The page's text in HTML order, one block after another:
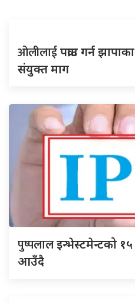
ओलीलाईपक्राउ गर्न
संयुक्त माग
पुष्पलालइन्भेस्टमेन्टको
आउँदै